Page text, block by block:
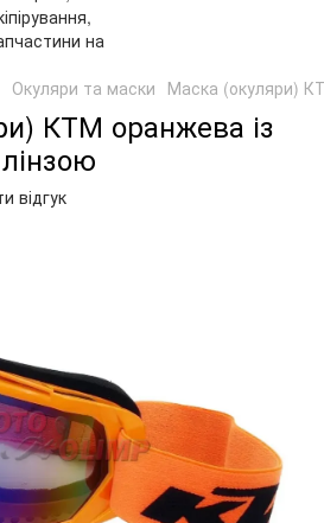
Окуляри та маски Маска (окуляри)
КТМ оранжева із
відгук